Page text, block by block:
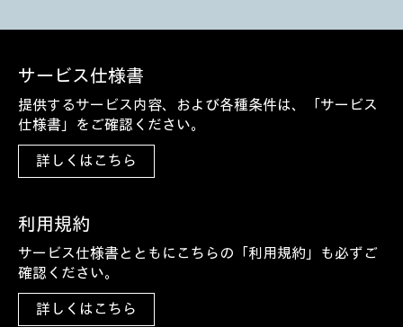
サービス仕様書
提供するサービス内容、および各種条件は、「サービス
仕様書」をご確認ください。
詳しくはこちら
利用規約
サービス仕様書とともにこちらの「利用規約」も必ずご
確認ください。
詳しくはこちら